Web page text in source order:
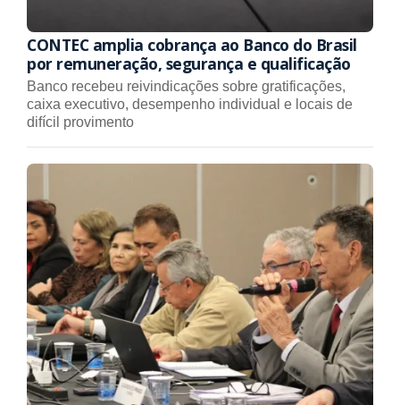
CONTEC amplia cobrança ao Banco do Brasil
por remuneração, segurança e qualificação
Banco recebeu reivindicações sobre gratificações,
caixa executivo, desempenho individual e locais de
difícil provimento